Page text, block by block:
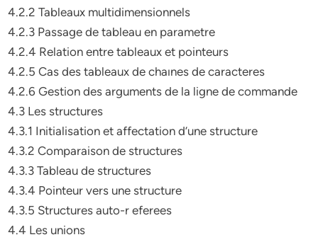
4.2.2 Tableaux multidimensionnels
4.2.3 Passage de tableau en parametre
4.2.4 Relation entre tableaux et pointeurs
4.2.5 Cas des tableaux de chaınes de caracteres
4.2.6 Gestion des arguments de la ligne de commande
4.3 Les structures
4.3.1 Initialisation et affectation d’une structure
4.3.2 Comparaison de structures
4.3.3 Tableau de structures
4.3.4 Pointeur vers une structure
4.3.5 Structures auto-r eferees
4.4 Les unions